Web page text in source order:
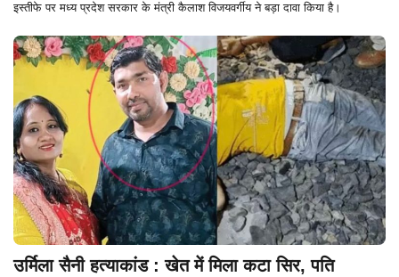
इस्तीफे पर मध्य प्रदेश सरकार के मंत्री कैलाश विजयवर्गीय ने बड़ा दावा किया है।
उर्मिला सैनी हत्याकांड : खेत में मिला कटा सिर, पति